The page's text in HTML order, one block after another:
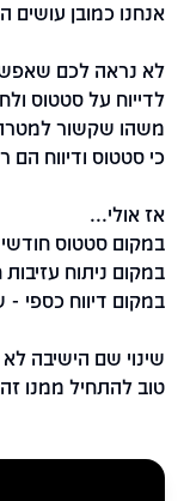
אנחנו כמובן עושים
לא נראה לכם
לדייוח על סטטוס
משהו שקשור למטרה
כי סטטוס ודיווח
אז אולי...
במקום סטטוס
במקום ניתוח
במקום דיווח כספי -
שינוי שם הישיבה
טוב להתחיל ממנו זה